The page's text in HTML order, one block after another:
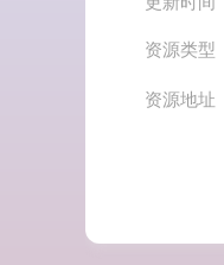
资源类型
资源地址